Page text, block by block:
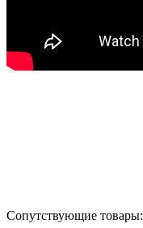
Сопутствующие товары: